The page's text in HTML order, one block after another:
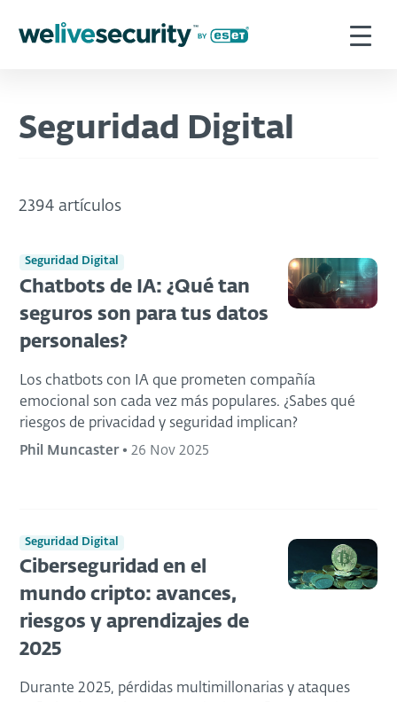
Seguridad Digital
2394 artículos
Seguridad Digital
Chatbots de IA: ¿Qué tan
seguros son para tus datos
personales?
Los chatbots con IA que prometen compañía
emocional son cada vez más populares. ¿Sabes qué
riesgos de privacidad y seguridad implican?
Phil Muncaster• 26 Nov 2025
Seguridad Digital
Ciberseguridad en el
mundo cripto: avances,
riesgos y aprendizajes de
2025
Durante 2025, pérdidas multimillonarias y ataques